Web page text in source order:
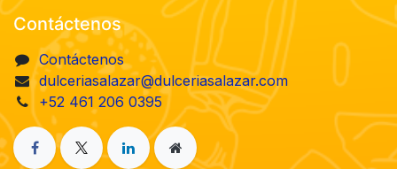
Contáctenos
Contáctenos
dulceriasalazar@dulceriasalazar.com
+52 461 206 0395